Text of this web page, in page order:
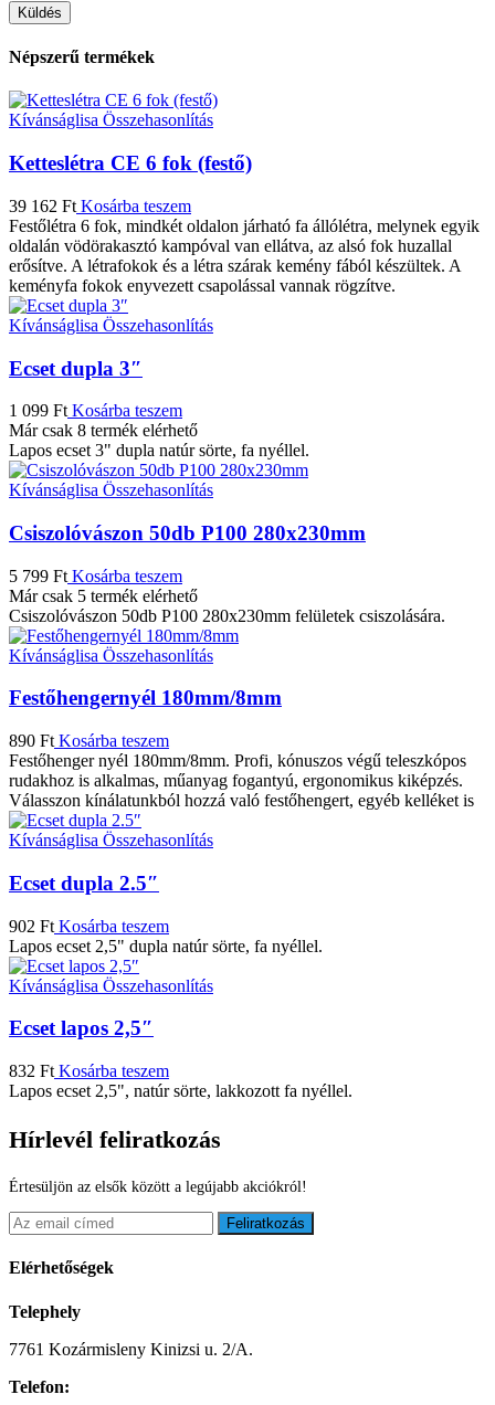
Népszerű termékek
Kívánságlisa Összehasonlítás
Ketteslétra CE 6 fok (festő)
39 162 Ft Kosárba teszem
Festőlétra 6 fok, mindkét oldalon járható fa állólétra, melynek egyik
oldalán vödörakasztó kampóval van ellátva, az alsó fok huzallal
erősítve. A létrafokok és a létra szárak kemény fából készültek. A
keményfa fokok enyvezett csapolással vannak rögzítve.
Kívánságlisa Összehasonlítás
Ecset dupla 3″
1 099 Ft Kosárba teszem
Már csak 8 termék elérhető
Lapos ecset 3" dupla natúr sörte, fa nyéllel.
Kívánságlisa Összehasonlítás
Csiszolóvászon 50db P100 280x230mm
5 799 Ft Kosárba teszem
Már csak 5 termék elérhető
Csiszolóvászon 50db P100 280x230mm felületek csiszolására.
Kívánságlisa Összehasonlítás
Festőhengernyél 180mm/8mm
890 Ft Kosárba teszem
Festőhenger nyél 180mm/8mm. Profi, kónuszos végű teleszkópos
rudakhoz is alkalmas, műanyag fogantyú, ergonomikus kiképzés.
Válasszon kínálatunkból hozzá való festőhengert, egyéb kelléket is
Kívánságlisa Összehasonlítás
Ecset dupla 2.5″
902 Ft Kosárba teszem
Lapos ecset 2,5" dupla natúr sörte, fa nyéllel.
Kívánságlisa Összehasonlítás
Ecset lapos 2,5″
832 Ft Kosárba teszem
Lapos ecset 2,5", natúr sörte, lakkozott fa nyéllel.
Hírlevél feliratkozás
Értesüljön az elsők között a legújabb akciókról!
Feliratkozás
Elérhetőségek
Telephely
7761 Kozármisleny Kinizsi u. 2/A.
Telefon: